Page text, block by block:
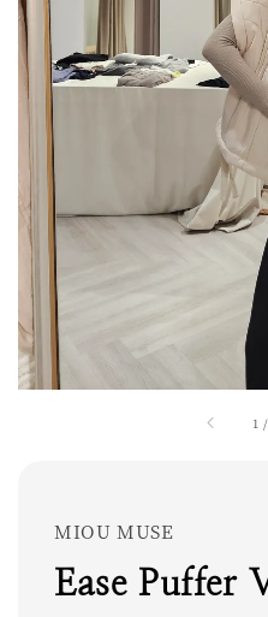
1 /
MIOU MUSE
Ease Puffer